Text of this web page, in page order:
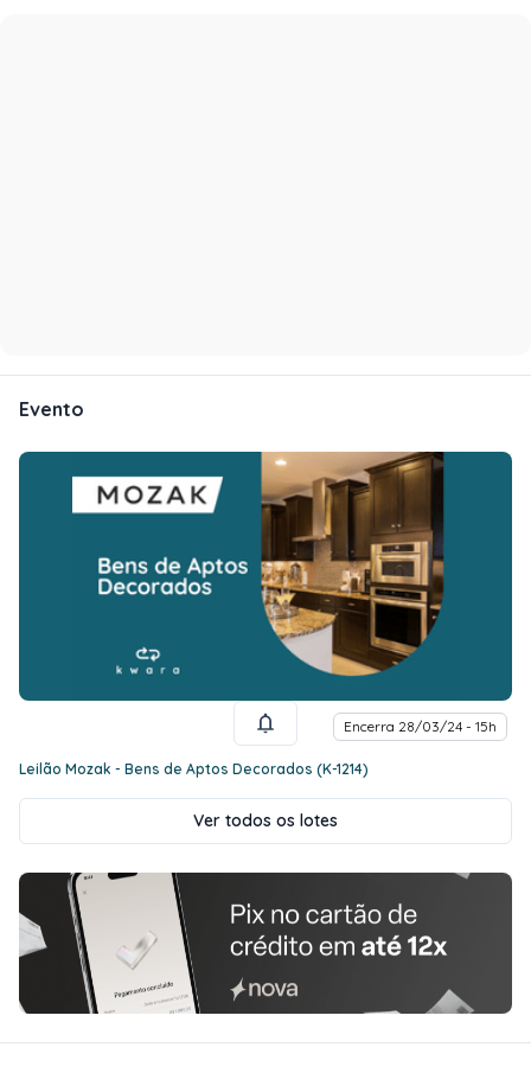
Evento
Encerra 28/03/24 - 15h
Leilão Mozak - Bens de Aptos Decorados (K-1214)
Ver todos os lotes